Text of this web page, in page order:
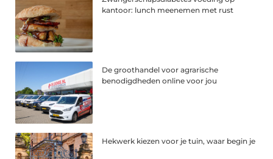
kantoor: lunch meenemen met rust
De groothandel voor agrarische
benodigdheden online voor jou
Hekwerk kiezen voor je tuin, waar begin je